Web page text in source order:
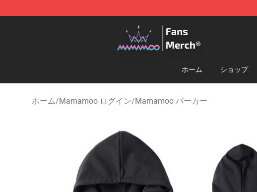
Mamamoo Store - Official Mamamoo Merchandise Shop
ホーム ショップ
ホーム/Mamamoo ログイン/Mamamoo パーカー